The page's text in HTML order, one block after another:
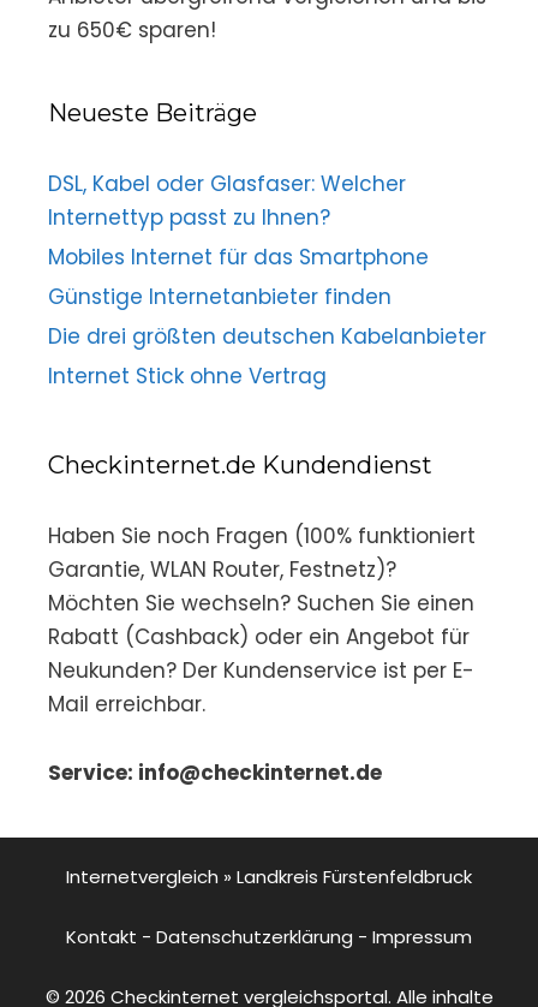
zu 650€ sparen!
Neueste Beiträge
DSL, Kabel oder Glasfaser: Welcher
Internettyp passt zu Ihnen?
Mobiles Internet für das Smartphone
Günstige Internetanbieter finden
Die drei größten deutschen Kabelanbieter
Internet Stick ohne Vertrag
Checkinternet.de Kundendienst
Haben Sie noch Fragen (100% funktioniert
Garantie, WLAN Router, Festnetz)?
Möchten Sie wechseln? Suchen Sie einen
Rabatt (Cashback) oder ein Angebot für
Neukunden? Der Kundenservice ist per E-
Mail erreichbar.
Service: info@checkinternet.de
Internetvergleich » Landkreis Fürstenfeldbruck
Kontakt - Datenschutzerklärung - Impressum
© 2026 Checkinternet vergleichsportal. Alle inhalte